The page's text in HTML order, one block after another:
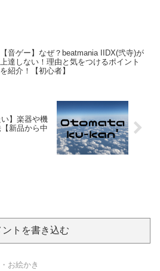
【音ゲー】なぜ？beatmania IIDX(弐寺)が
上達しない！理由と気をつけるポイント
を紹介！【初心者】
い】楽器や機
新品から中
ントを書き込む
お絵かき